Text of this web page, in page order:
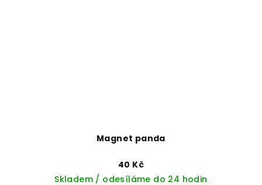
Magnet panda
40 Kč
Skladem / odesíláme do 24 hodin